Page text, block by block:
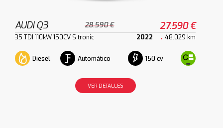
AUDI Q3 28.590 € 27.590 €
35 TDI 110kW 150CV S tronic 2022 48.029 km
Diesel Automático 150 cv
VER DETALLES